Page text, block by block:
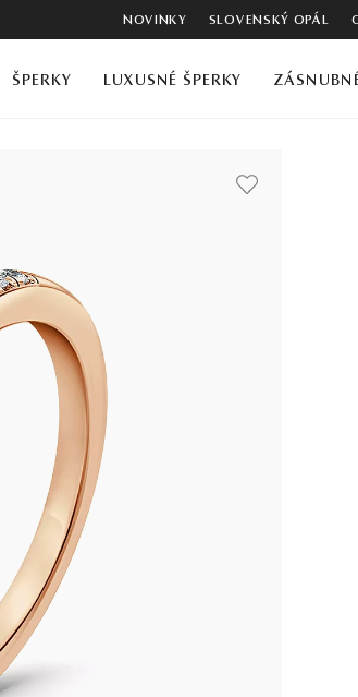
NOVINKY SLOVENSKÝ OPÁL
ŠPERKY LUXUSNÉ ŠPERKY